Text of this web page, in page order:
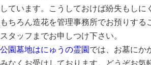
しています。こうしておけば紛失もしに
もちろん造花を管理事務所でお預りする
スタッフまでお申しつけ下さい。
公園墓地はにゅうの霊園 では、お墓にか